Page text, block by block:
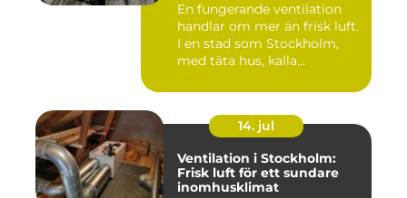
En fungerande ventilation
handlar om mer än frisk luft.
I en stad som Stockholm,
med täta hus, kalla...
14. jul
Ventilation i Stockholm:
Frisk luft för ett sundare
inomhusklimat